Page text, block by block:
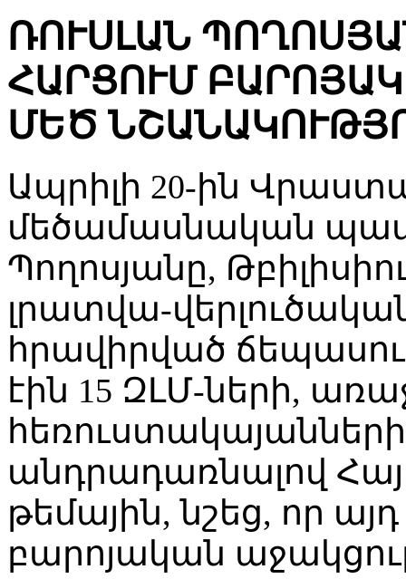
ՌՈՒՍԼԱՆ
ՀԱՐՑՈՒՄ
ՄԵԾ
Ապրիլի 20-ին
մեծամասնական
Պողոսյանը,
լրատվա-
հրավիրված
էին 15 ԶԼՄ-ների,
անդրադառնալով
թեմային, նշեց, որ
բարոյական